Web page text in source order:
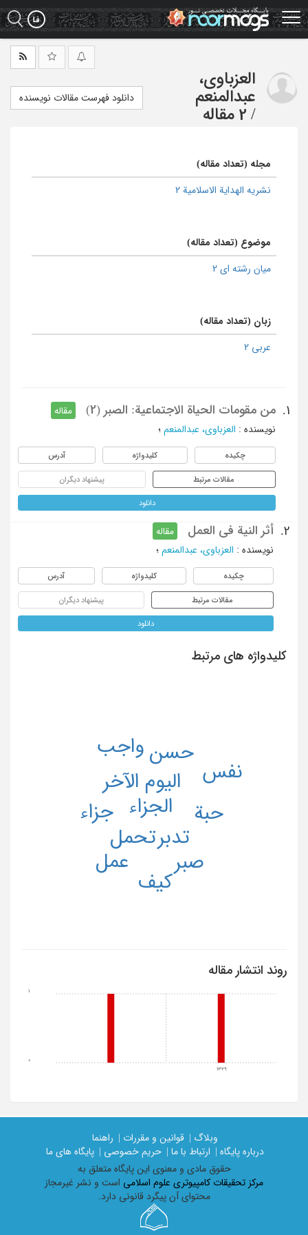
Skip
to
main
العزباوی،
عبدالمنعم
/ 2 مقاله
دانلود فهرست مقالات نویسنده
مجله (تعداد مقاله)
نشریه الهدایة الاسلامیة 2
موضوع (تعداد مقاله)
میان رشته ای 2
زبان (تعداد مقاله)
عربی 2
1. من مقومات الحیاة الاجتماعیة: الصبر (2)
مقاله
نویسنده : العزباوی، عبدالمنعم ؛
چکیده کلیدواژه آدرس
مقالات مرتبط پیشنهاد دیگران
دانلود
2. أثر النیة فی العمل
مقاله
نویسنده : العزباوی، عبدالمنعم ؛
چکیده کلیدواژه آدرس
مقالات مرتبط پیشنهاد دیگران
دانلود
کلیدواژه های مرتبط
الجزاء
الیوم الآخر
تحملتدبر
جزاء حبة
حسن
صبر عمل
نفس
واجب
کیف
روند انتشار مقاله
1329
0
1
وبلاگ | قوانین و مقررات |
راهنما
درباره پایگاه |
ارتباط با ما | حریم خصوصی |
پایگاه های ما
حقوق مادی و معنوی اين پايگاه متعلق به
مرکز تحقیقات کامپیوتری علوم اسلامی است و نشر غیرمجاز
محتوای آن پیگرد قانونی دارد.